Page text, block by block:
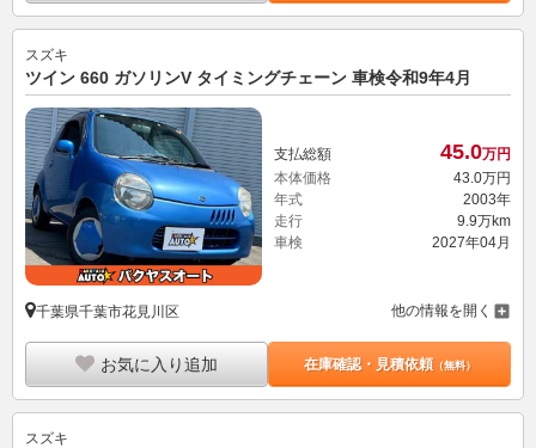
スズキ
ツイン 660 ガソリンV タイミングチェーン 車検令和9年4月
支払総額 45.0万円
本体価格
43.0万円
年式
2003年
走行
9.9万km
車検
2027年04月
千葉県千葉市花見川区 他の情報を開く
お気に入り追加 在庫確認・見積依頼（無料）
スズキ